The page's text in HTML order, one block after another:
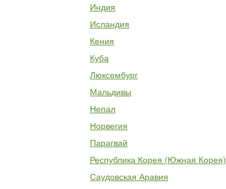
Индия
Исландия
Кения
Куба
Люксембург
Мальдивы
Непал
Норвегия
Парагвай
Республика Корея (Южная Корея)
Саудовская Аравия